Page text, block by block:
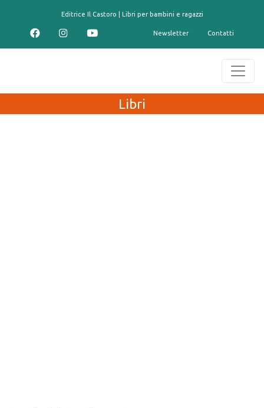
Editrice Il Castoro | Libri per bambini e ragazzi
Newsletter Contatti
Libri